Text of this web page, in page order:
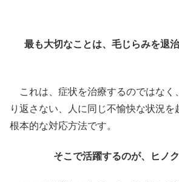
最も大切なことは、毛じらみを退
これは、症状を治療するのではなく
り返さない、人に同じ不愉快な状況を
根本的な対応方法です。
そこで活躍するのが、ヒノク